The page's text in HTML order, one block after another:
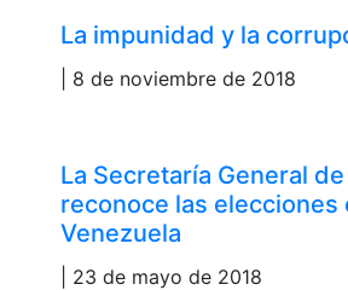
La impunidad y la
| 8 de noviembre de 2018
La Secretaría General de
reconoce las elecciones
Venezuela
| 23 de mayo de 2018